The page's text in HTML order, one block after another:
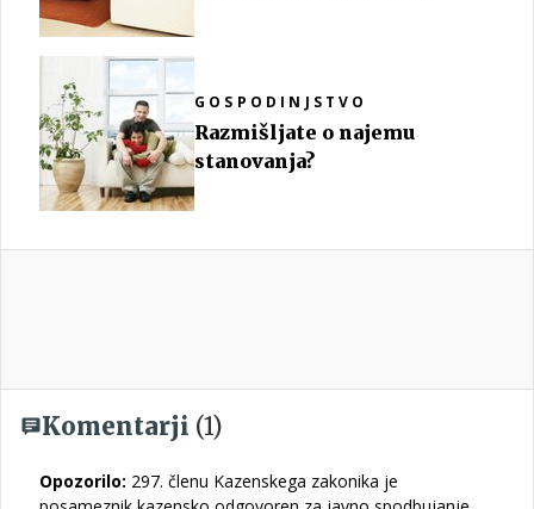
GOSPODINJSTVO
Razmišljate o najemu
stanovanja?
Komentarji (1)
Opozorilo: 297. členu Kazenskega zakonika je